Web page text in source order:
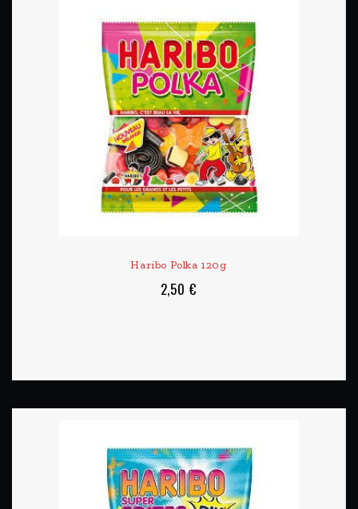
Haribo Polka 120g
2,50 €